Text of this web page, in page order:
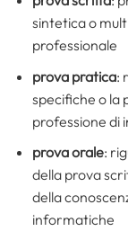
sintetica o
professionale
prova pratica:
specifiche o la
professione di
prova orale:
della prova
della
informatiche